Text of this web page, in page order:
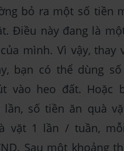
bỏ ra một số tiền
Điều này đang là
mình. Vì vậy, thay
bạn có thể dùng
vào heo đất. Hoặc
lần, số tiền ăn quà
vặt 1 lần / tuần,
Sau một khoảng